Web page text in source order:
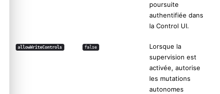
poursuite
authentifiée dans
la Control UI.
allowWriteControls false
Lorsque la
supervision est
activée, autorise
les mutations
autonomes